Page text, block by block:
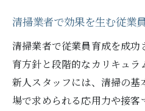
清掃業者で効果を生む従業
清掃業者で従業員育成を成
育方針と段階的なカリキュ
新人スタッフには、清掃の
場で求められる応用力や接